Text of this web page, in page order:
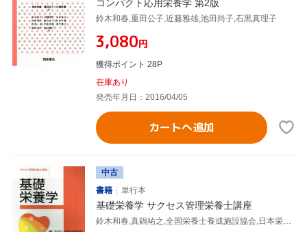
コンパクト応用栄養学 第2版
鈴木和春,重田公子,近藤雅雄,池田尚子,石黒真理子
¥3,080円
獲得ポイント 28P
在庫あり
発売年月日：2016/04/05
カートへ追加
中古
書籍
単行本
基礎栄養学 サクセス管理栄養士講座
鈴木和春,真鍋祐之,全国栄養士養成施設協会,日本栄養士会,上原万里子